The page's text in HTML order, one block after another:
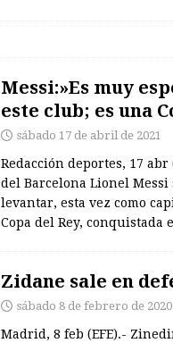
Messi:»Es muy
este club; es una
sábado 17 de abril de 2021
Redacción deportes, 17
del Barcelona Lionel
levantar, esta vez como
Copa del Rey, conquistada
Zidane sale en
sábado 8 de febrero de 2020
Madrid, 8 feb (EFE).-